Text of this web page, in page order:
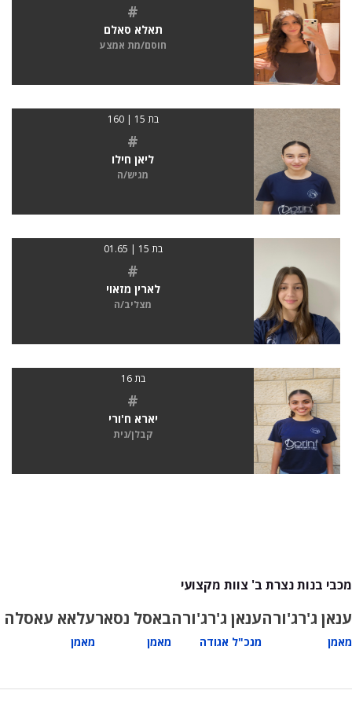
#
תאלא סאלם
חוסם/מת אמצע
בת 15 | 160
#
ליאן חילו
מגיש/ה
בת 15 | 01.65
#
לארין מזאוי
מצליב/ה
בת 16
#
יארא ח'ורי
קבלן/נית
מכבי בנות נצרת ב' צוות מקצועי
ענאן ג'רג'ורה
מאמן
ענאן ג'רג'ורה
מנכ"ל אגודה
באסל נסאר
מאמן
עלאא עאסלה
מאמן